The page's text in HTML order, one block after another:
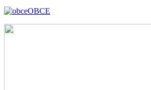
OBCE